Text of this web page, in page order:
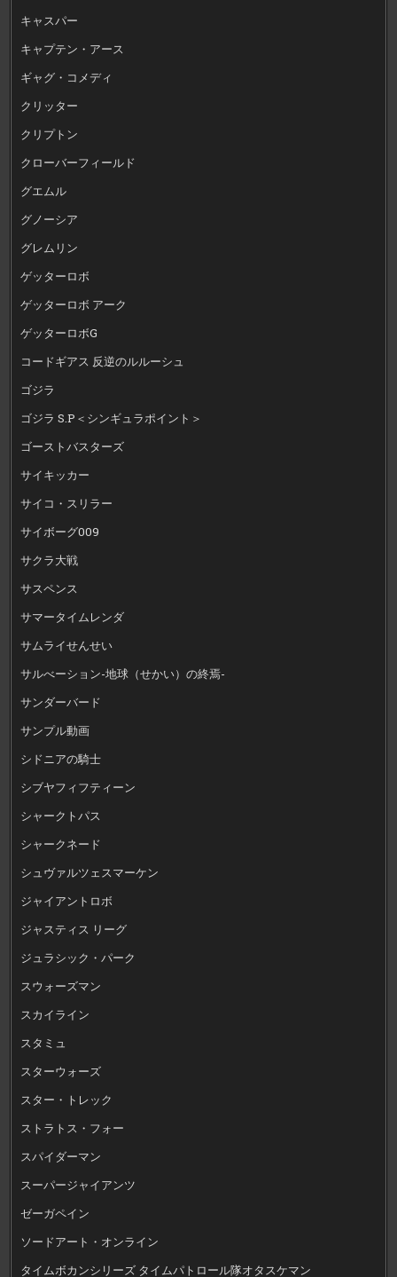
キャスパー
キャプテン・アース
ギャグ・コメディ
クリッター
クリプトン
クローバーフィールド
グエムル
グノーシア
グレムリン
ゲッターロボ
ゲッターロボ アーク
ゲッターロボG
コードギアス 反逆のルルーシュ
ゴジラ
ゴジラ S.P＜シンギュラポイント＞
ゴーストバスターズ
サイキッカー
サイコ・スリラー
サイボーグ009
サクラ大戦
サスペンス
サマータイムレンダ
サムライせんせい
サルべーション-地球（せかい）の終焉-
サンダーバード
サンプル動画
シドニアの騎士
シブヤフィフティーン
シャークトパス
シャークネード
シュヴァルツェスマーケン
ジャイアントロボ
ジャスティス リーグ
ジュラシック・パーク
スウォーズマン
スカイライン
スタミュ
スターウォーズ
スター・トレック
ストラトス・フォー
スパイダーマン
スーパージャイアンツ
ゼーガペイン
ソードアート・オンライン
タイムボカンシリーズ タイムパトロール隊オタスケマン